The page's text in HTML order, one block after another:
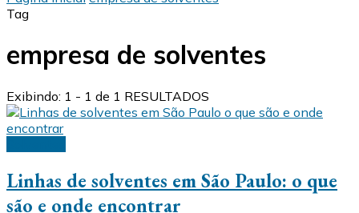
Tag
empresa de solventes
Exibindo: 1 - 1 de 1 RESULTADOS
Linhas de solventes em São Paulo: o que
são e onde encontrar